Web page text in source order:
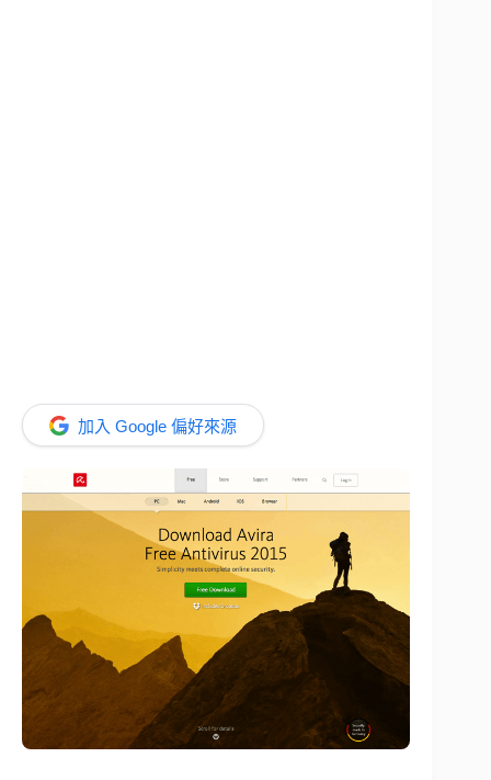
加入 Google 偏好來源